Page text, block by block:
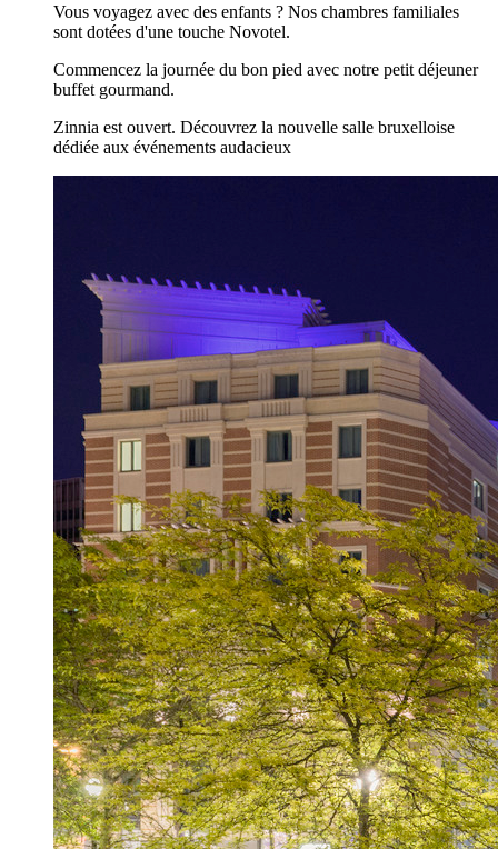
Vous voyagez avec des enfants ? Nos chambres familiales
sont dotées d'une touche Novotel.
Commencez la journée du bon pied avec notre petit déjeuner
buffet gourmand.
Zinnia est ouvert. Découvrez la nouvelle salle bruxelloise
dédiée aux événements audacieux